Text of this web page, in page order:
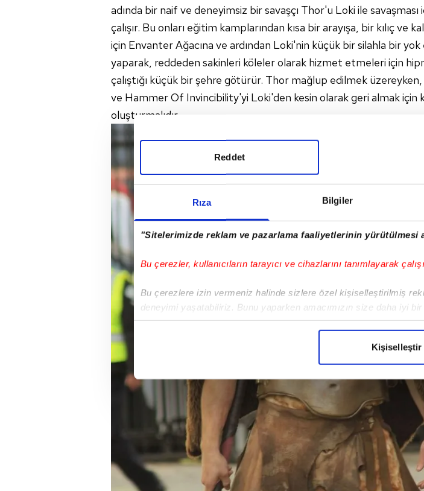
Rıza Bilgiler
"Sitelerimizde reklam ve pazarlama faaliyetlerinin yürütülmesi
Bu çerezler, kullanıcıların tarayıcı ve cihazlarını tanımlayarak
Bu çerezlere izin vermeniz halinde sizlere özel kişiselleştirilmiş
deneyimi yaşatabiliriz. Bunu yaparken amacımızın size daha iyi
içerikleri sunabilmek adına elimizden gelen çabayı gösterdiğimizi
Her halükârda, kullanıcılar, bu çerezlere izin vermedikleri
Sizlere daha iyi bir hizmet sunabilmek için İnternet Sitemizde
çerezler vasıtasıyla çeşitli kişisel verileriniz işlenmekte olup
amacıyla kullanılmaktadır. Diğer çerezler, sitemizin daha işlevsel
reklam/pazarlama faaliyetlerinin yapılması, amaçlarıyla sınırlı
Çerezlere ilişkin tercihlerinizi aşağıda yer alan panel vasıtasıyla
butonuna tıklayabilir,Çerez Bilgilendirme Metnimizi ziyaret
Reddet
Kişiselleştir
adında bir naif ve deneyimsiz bir savaşçı Thor'u Loki ile
çalışır. Bu onları eğitim kamplarından kısa bir arayışa, bir kılıç ve
için Envanter Ağacına ve ardından Loki'nin küçük bir silahla bir
yaparak, reddeden sakinleri köleler olarak hizmet etmeleri için
çalıştığı küçük bir şehre götürür. Thor mağlup edilmek
ve Hammer Of Invincibility'yi Loki'den kesin olarak geri almak için
oluşturmalıdır.